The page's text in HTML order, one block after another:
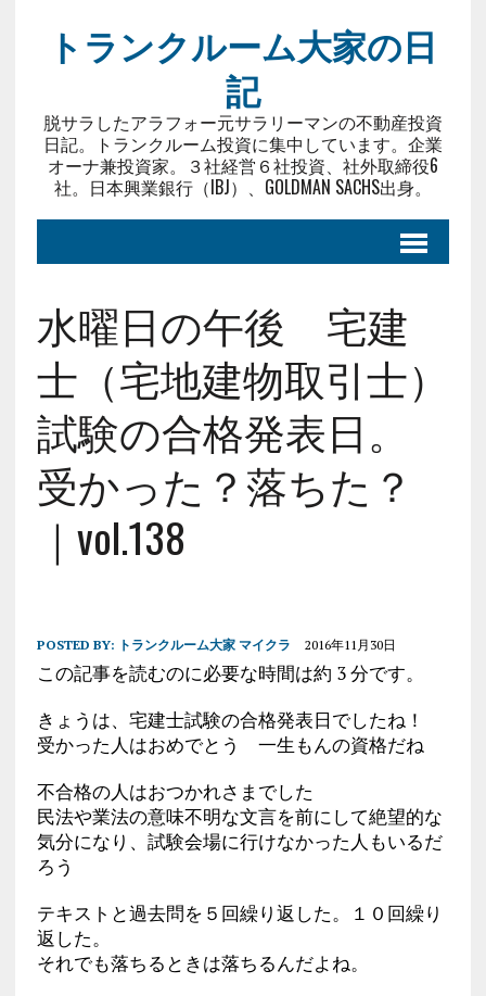
トランクルーム大家の日
記
脱サラしたアラフォー元サラリーマンの不動産投資
日記。トランクルーム投資に集中しています。企業
オーナ兼投資家。３社経営６社投資、社外取締役6
社。日本興業銀行（IBJ）、GOLDMAN SACHS出身。
水曜日の午後 宅建
士（宅地建物取引士）
試験の合格発表日。
受かった？落ちた？
｜vol.138
POSTED BY: トランクルーム大家 マイクラ 2016年11月30日
この記事を読むのに必要な時間は約 3 分です。
きょうは、宅建士試験の合格発表日でしたね！
受かった人はおめでとう 一生もんの資格だね
不合格の人はおつかれさまでした
民法や業法の意味不明な文言を前にして絶望的な
気分になり、試験会場に行けなかった人もいるだ
ろう
テキストと過去問を５回繰り返した。１０回繰り
返した。
それでも落ちるときは落ちるんだよね。